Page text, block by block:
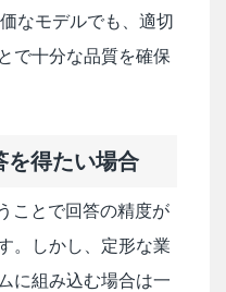
なモデルでも、適切
で十分な品質を確保
を得たい場合
ことで回答の精度が
。しかし、定形な業
に組み込む場合は一